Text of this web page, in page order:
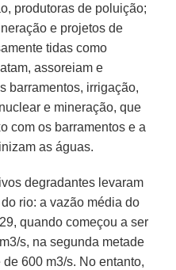
produtoras de poluição;
e projetos de
tidas como
assoreiam e
barramentos, irrigação,
e mineração, que
com os barramentos e a
as águas.
degradantes levaram
rio: a vazão média do
quando começou a ser
s, na segunda metade
600 m3/s. No entanto,